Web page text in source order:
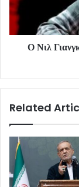
Ο Νιλ
Related